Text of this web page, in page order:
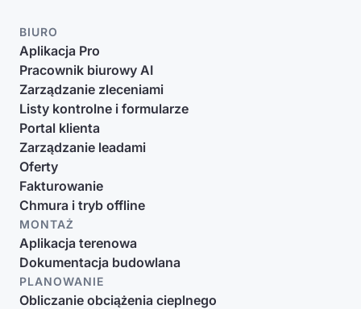
BIURO
Aplikacja Pro
Pracownik biurowy AI
Zarządzanie zleceniami
Listy kontrolne i formularze
Portal klienta
Zarządzanie leadami
Oferty
Fakturowanie
Chmura i tryb offline
MONTAŻ
Aplikacja terenowa
Dokumentacja budowlana
PLANOWANIE
Obliczanie obciążenia cieplnego